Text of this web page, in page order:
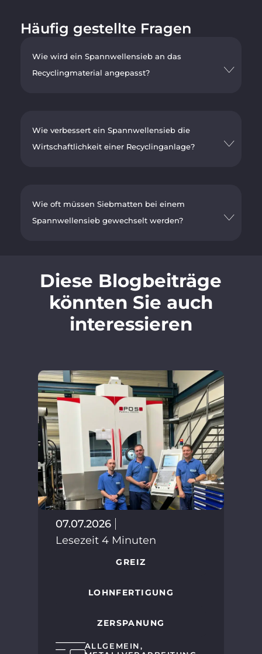
Häufig gestellte Fragen
Wie wird ein Spannwellensieb an das
Recyclingmaterial angepasst?
Wie verbessert ein Spannwellensieb die
Wirtschaftlichkeit einer Recyclinganlage?
Wie oft müssen Siebmatten bei einem
Spannwellensieb gewechselt werden?
Diese Blogbeiträge
könnten Sie auch
interessieren
07.07.2026
Lesezeit 4 Minuten
GREIZ
LOHNFERTIGUNG
ZERSPANUNG
ALLGEMEIN ,